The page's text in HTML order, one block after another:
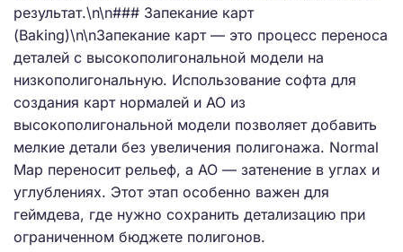
результат.\n\n### Запекание карт
(Baking)\n\nЗапекание карт — это процесс переноса
деталей с высокополигональной модели на
низкополигональную. Использование софта для
создания карт нормалей и AO из
высокополигональной модели позволяет добавить
мелкие детали без увеличения полигонажа. Normal
Map переносит рельеф, а AO — затенение в углах и
углублениях. Этот этап особенно важен для
геймдева, где нужно сохранить детализацию при
ограниченном бюджете полигонов.